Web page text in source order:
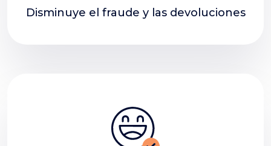
Disminuye el fraude y las devoluciones